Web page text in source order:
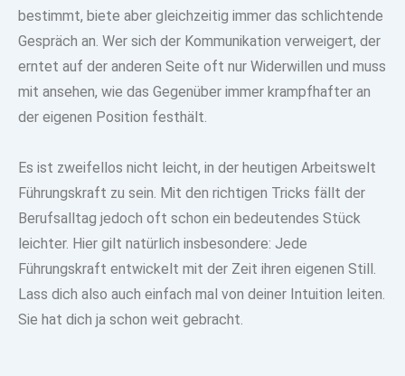
bestimmt, biete aber gleichzeitig immer das schlichtende
Gespräch an. Wer sich der Kommunikation verweigert, der
erntet auf der anderen Seite oft nur Widerwillen und muss
mit ansehen, wie das Gegenüber immer krampfhafter an
der eigenen Position festhält.
Es ist zweifellos nicht leicht, in der heutigen Arbeitswelt
Führungskraft zu sein. Mit den richtigen Tricks fällt der
Berufsalltag jedoch oft schon ein bedeutendes Stück
leichter. Hier gilt natürlich insbesondere: Jede
Führungskraft entwickelt mit der Zeit ihren eigenen Still.
Lass dich also auch einfach mal von deiner Intuition leiten.
Sie hat dich ja schon weit gebracht.